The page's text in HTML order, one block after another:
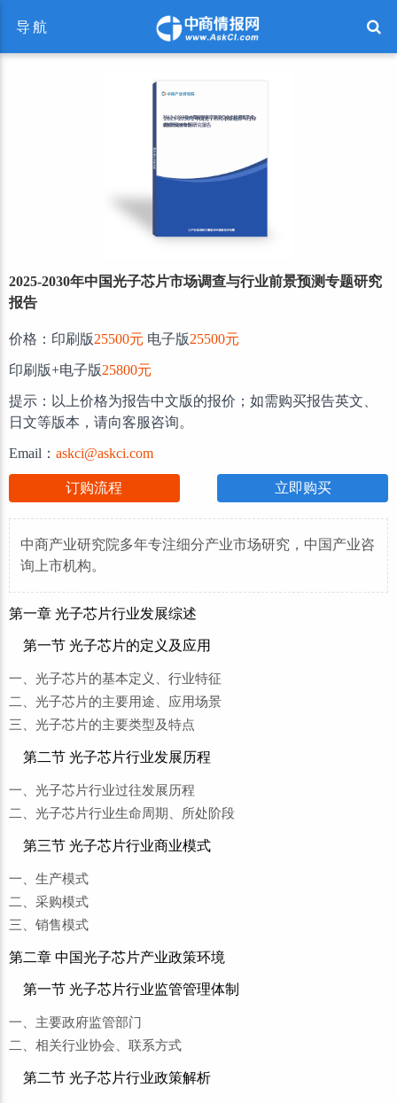
导航
2025-2030年中国光子芯片市场调查与行业前景预测专题研究
报告
价格：印刷版25500元 电子版25500元
印刷版+电子版25800元
提示：以上价格为报告中文版的报价；如需购买报告英文、
日文等版本，请向客服咨询。
Email： askci@askci.com
订购流程 立即购买
中商产业研究院多年专注细分产业市场研究，中国产业咨
询上市机构。
第一章 光子芯片行业发展综述
第一节 光子芯片的定义及应用
一、光子芯片的基本定义、行业特征
二、光子芯片的主要用途、应用场景
三、光子芯片的主要类型及特点
第二节 光子芯片行业发展历程
一、光子芯片行业过往发展历程
二、光子芯片行业生命周期、所处阶段
第三节 光子芯片行业商业模式
一、生产模式
二、采购模式
三、销售模式
第二章 中国光子芯片产业政策环境
第一节 光子芯片行业监管管理体制
一、主要政府监管部门
二、相关行业协会、联系方式
第二节 光子芯片行业政策解析